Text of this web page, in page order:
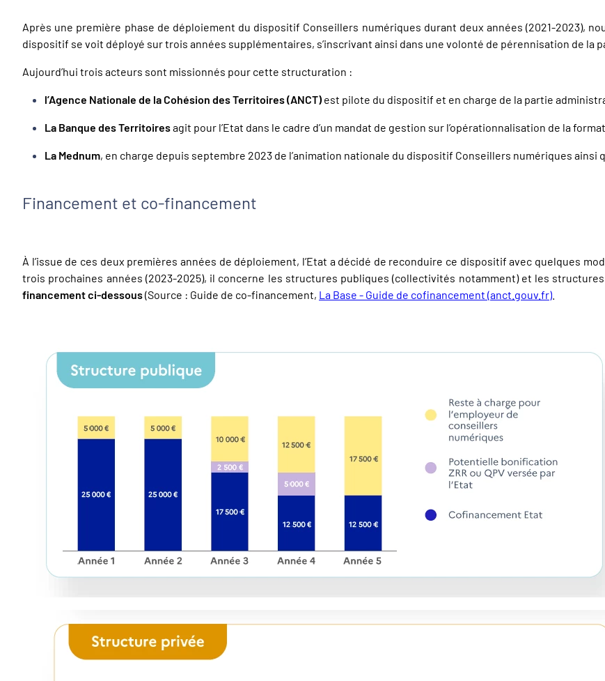
Après une première phase de déploiement du dispositif Conseillers numériques durant deux années (2021-2023),
dispositif se voit déployé sur trois années supplémentaires, s’inscrivant ainsi dans une volonté de pérennisation de la
Aujourd’hui trois acteurs sont missionnés pour cette structuration :
l’Agence Nationale de la Cohésion des Territoires (ANCT) est pilote du dispositif et en charge de la partie
La Banque des Territoiresagit pour l’Etat dans le cadre d’un mandat de gestion sur l’opérationnalisation de la
La Mednum, en charge depuis septembre 2023 de l’animation nationale du dispositif Conseillers numériques
Financement et co-financement
À l’issue de ces deux premières années de déploiement, l’Etat a décidé de reconduire ce dispositif avec quelques
trois prochaines années (2023-2025), il concerne les structures publiques (collectivités notamment) et les
financement ci-dessous(Source : Guide de co-financement, La Base - Guide de cofinancement (anct.gouv.fr)